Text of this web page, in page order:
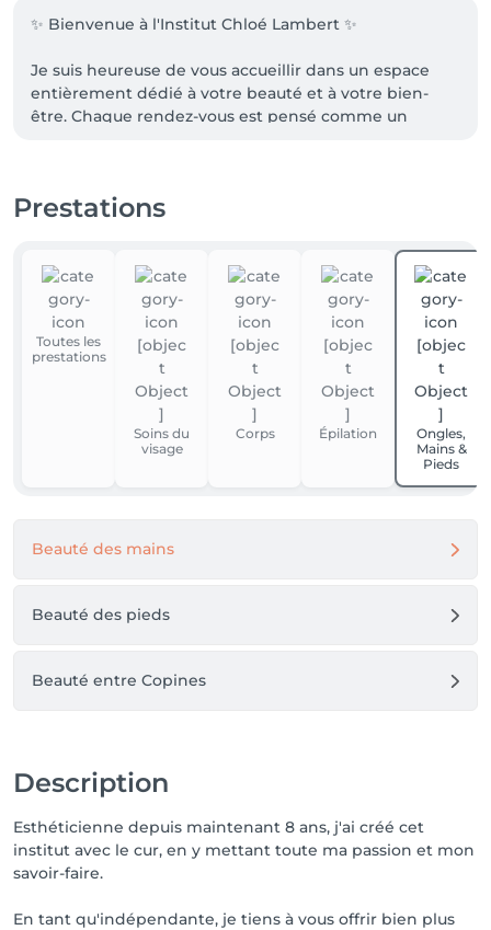
✨ Bienvenue à l'Institut Chloé Lambert ✨
Je suis heureuse de vous accueillir dans un espace
entièrement dédié à votre beauté et à votre bien-
être. Chaque rendez-vous est pensé comme un
📍 Adresse Rue de Gosselies 62 6183 Courcelles
🚗 Stationnement Des places de parking sont
disponibles juste devant l'institut pour vous
permettre d'arriver sereinement à votre rendez-vous.
⏳ Retard & annulation Un imprévu peut arriver. Je
vous remercie de me prévenir au minimum 24
heures à l'avance afin de permettre une
réorganisation optimale du planning.
📞 Contact Pour toute question ou prise de rendez-
vous, je reste disponible par téléphone, Facebook ou
🤍 Au plaisir de prendre soin de vous
Prestations
Toutes les
prestations
Soins du
visage
Corps Épilation
Ongles,
Mains &
Pieds
Beauté des mains
Beauté des pieds
Beauté entre Copines
Description
Esthéticienne depuis maintenant 8 ans, j'ai créé cet
institut avec le cur, en y mettant toute ma passion et mon
savoir-faire.
En tant qu'indépendante, je tiens à vous offrir bien plus